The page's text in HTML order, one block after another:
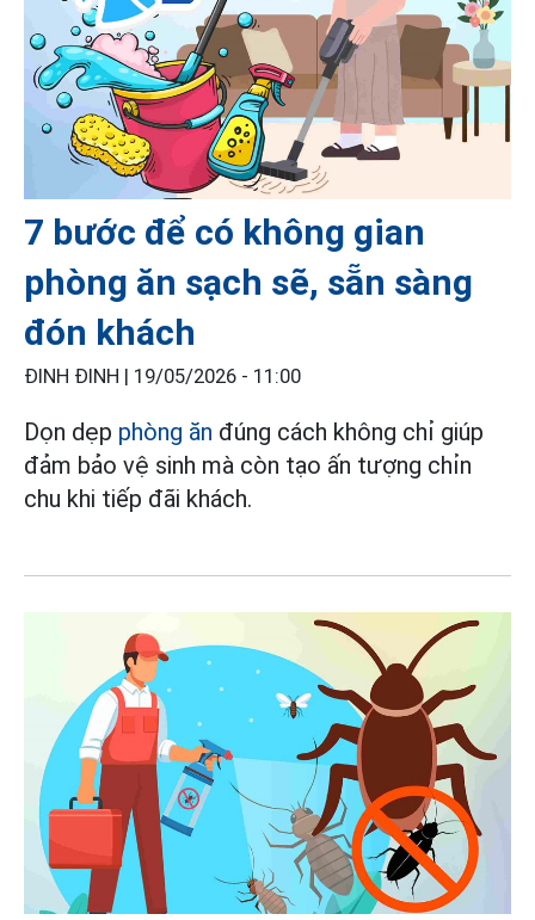
7 bước để có không gian
phòng ăn sạch sẽ, sẵn sàng
đón khách
ĐINH ĐINH | 19/05/2026 - 11:00
Dọn dẹp phòng ăn đúng cách không chỉ giúp
đảm bảo vệ sinh mà còn tạo ấn tượng chỉn
chu khi tiếp đãi khách.